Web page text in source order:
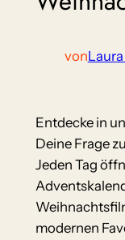
von
Entdecke in
Deine Frage
Jeden Tag
modernen